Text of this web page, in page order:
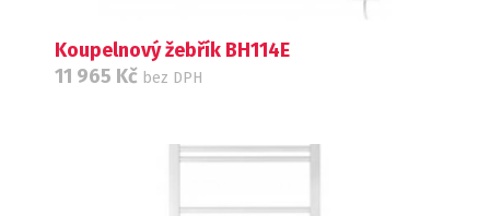
Koupelnový žebřík BH114E
11 965 Kč bez DPH